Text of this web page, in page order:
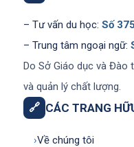
– Tư vấn du học: Số
– Trung tâm ngoại ngữ:
Do Sở Giáo dục và Đào
và quản lý chất lượng.
🔗 CÁC TRANG
›Về chúng tôi